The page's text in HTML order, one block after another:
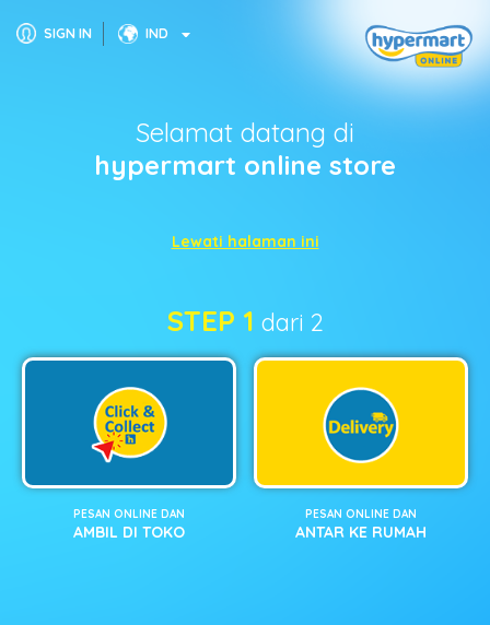
SIGN IN IND
Selamat datang di
hypermart online store
Lewati halaman ini
STEP 1 dari 2
PESAN ONLINE DAN
AMBIL DI TOKO
PESAN ONLINE DAN
ANTAR KE RUMAH